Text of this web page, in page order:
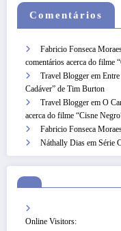
Comentários
Fabricio Fonseca
comentários acerca do filme
Travel Blogger em
Cadáver” de Tim Burton
Travel Blogger em O
acerca do filme “Cisne
Fabricio Fonseca
Náthally Dias em Série
Online Visitors: